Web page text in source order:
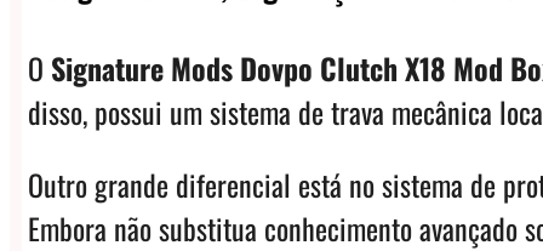
O Signature Mods Dovpo Clutch X18 Mod
disso, possui um sistema de trava mecânica
Outro grande diferencial está no sistema de
Embora não substitua conhecimento avançado